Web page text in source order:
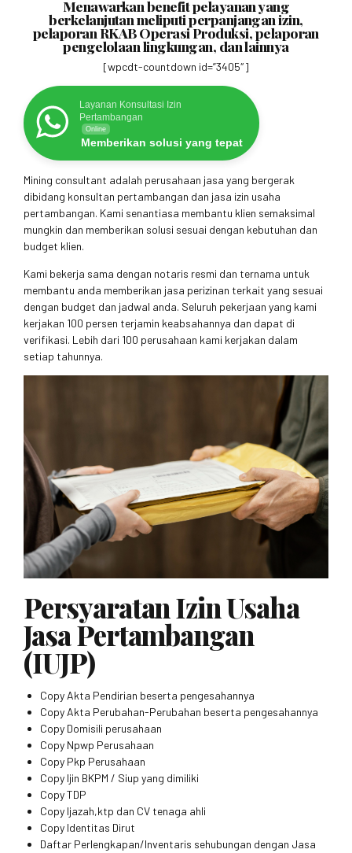
Menawarkan benefit pelayanan yang
berkelanjutan meliputi perpanjangan izin,
pelaporan RKAB Operasi Produksi, pelaporan
pengelolaan lingkungan, dan lainnya
[wpcdt-countdown id=”3405″]
Layanan Konsultasi Izin
Pertambangan
Online
Memberikan solusi yang tepat
Mining consultant adalah perusahaan jasa yang bergerak
dibidang konsultan pertambangan dan jasa izin usaha
pertambangan. Kami senantiasa membantu klien semaksimal
mungkin dan memberikan solusi sesuai dengan kebutuhan dan
budget klien.
Kami bekerja sama dengan notaris resmi dan ternama untuk
membantu anda memberikan jasa perizinan terkait yang sesuai
dengan budget dan jadwal anda. Seluruh pekerjaan yang kami
kerjakan 100 persen terjamin keabsahannya dan dapat di
verifikasi. Lebih dari 100 perusahaan kami kerjakan dalam
setiap tahunnya.
Persyaratan Izin Usaha
Jasa Pertambangan
(IUJP)
Copy Akta Pendirian beserta pengesahannya
Copy Akta Perubahan-Perubahan beserta pengesahannya
Copy Domisili perusahaan
Copy Npwp Perusahaan
Copy Pkp Perusahaan
Copy Ijin BKPM / Siup yang dimiliki
Copy TDP
Copy Ijazah,ktp dan CV tenaga ahli
Copy Identitas Dirut
Daftar Perlengkapan/Inventaris sehubungan dengan Jasa